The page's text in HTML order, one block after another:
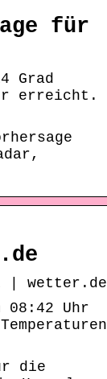
für
Grad
erreicht.
| wetter.de
08:42 Uhr
die